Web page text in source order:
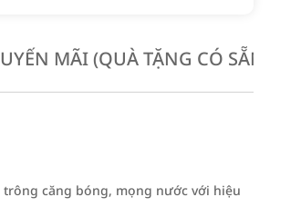
MÃI (QUÀ TẶNG CÓ SẴN
căng bóng, mọng nước với hiệu